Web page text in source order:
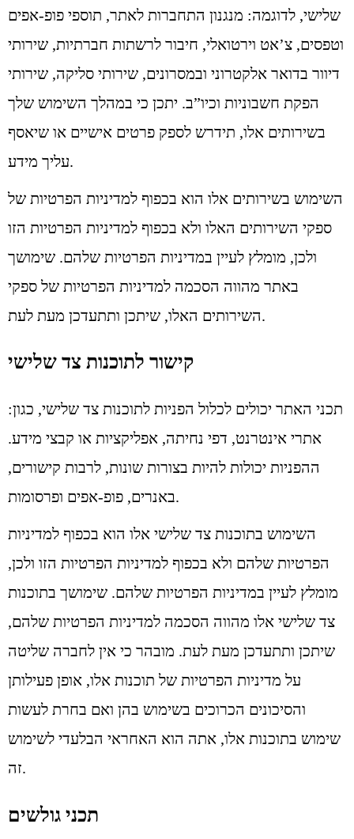
שלישי, לדוגמה: מנגנון התחברות לאתר, תוספי פופ-אפים
וטפסים, צ’אט וירטואלי, חיבור לרשתות חברתיות, שירותי
דיוור בדואר אלקטרוני ובמסרונים, שירותי סליקה, שירותי
הפקת חשבוניות וכיו”ב. יתכן כי במהלך השימוש שלך
בשירותים אלו, תידרש לספק פרטים אישיים או שיאסף
עליך מידע.
השימוש בשירותים אלו הוא בכפוף למדיניות הפרטיות של
ספקי השירותים האלו ולא בכפוף למדיניות הפרטיות הזו
ולכן, מומלץ לעיין במדיניות הפרטיות שלהם. שימושך
באתר מהווה הסכמה למדיניות הפרטיות של ספקי
השירותים האלו, שיתכן ותתעדכן מעת לעת.
קישור לתוכנות צד שלישי
תכני האתר יכולים לכלול הפניות לתוכנות צד שלישי, כגון:
אתרי אינטרנט, דפי נחיתה, אפליקציות או קבצי מידע.
ההפניות יכולות להיות בצורות שונות, לרבות קישורים,
באנרים, פופ-אפים ופרסומות.
השימוש בתוכנות צד שלישי אלו הוא בכפוף למדיניות
הפרטיות שלהם ולא בכפוף למדיניות הפרטיות הזו ולכן,
מומלץ לעיין במדיניות הפרטיות שלהם. שימושך בתוכנות
צד שלישי אלו מהווה הסכמה למדיניות הפרטיות שלהם,
שיתכן ותתעדכן מעת לעת. מובהר כי אין לחברה שליטה
על מדיניות הפרטיות של תוכנות אלו, אופן פעילותן
והסיכונים הכרוכים בשימוש בהן ואם בחרת לעשות
שימוש בתוכנות אלו, אתה הוא האחראי הבלעדי לשימוש
זה.
תכני גולשים